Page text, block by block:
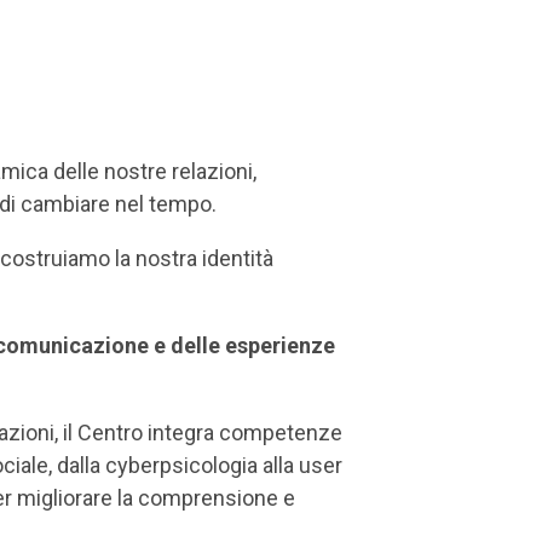
delle nostre relazioni,
cambiare nel tempo.
la nostra identità
e delle esperienze
il Centro integra competenze
dalla cyberpsicologia alla user
migliorare la comprensione e